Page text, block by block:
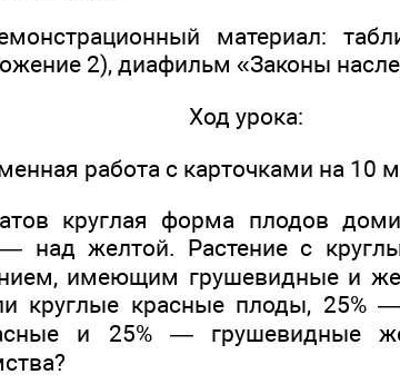
материал:
2), диафильм «Законы
Ход урока:
работа с карточками на 10
круглая форма плодов
— над желтой. Растение с
имеющим грушевидные и
круглые красные плоды,
и 25% — грушевидные